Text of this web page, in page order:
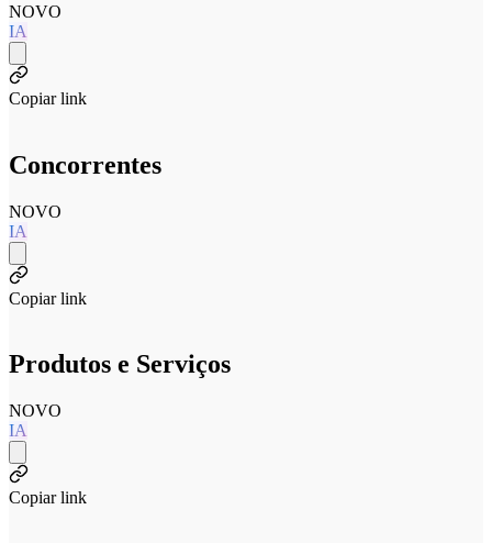
NOVO
IA
Copiar link
Concorrentes
NOVO
IA
Copiar link
Produtos e Serviços
NOVO
IA
Copiar link